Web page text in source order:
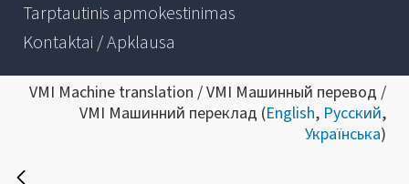
Tarptautinis apmokestinimas
Kontaktai / Apklausa
VMI Machine translation / VMI Машинный перевод /
VMI Машинний переклад (English, Русский,
Українська)